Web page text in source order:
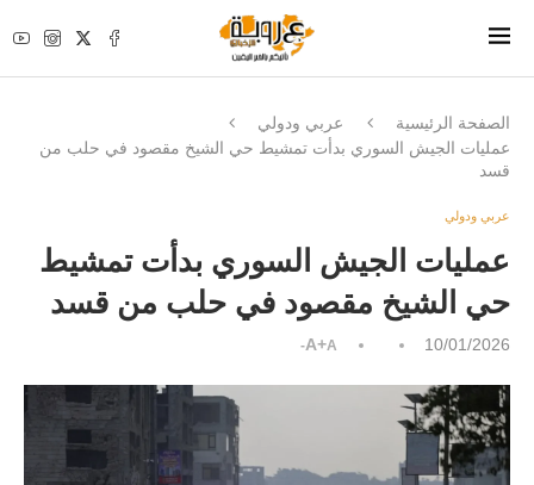
الصفحة الرئيسية
عربي ودولي
عمليات الجيش السوري بدأت تمشيط حي الشيخ مقصود في حلب من
قسد
عربي ودولي
عمليات الجيش السوري بدأت تمشيط
حي الشيخ مقصود في حلب من قسد
10/01/2026
A+A-